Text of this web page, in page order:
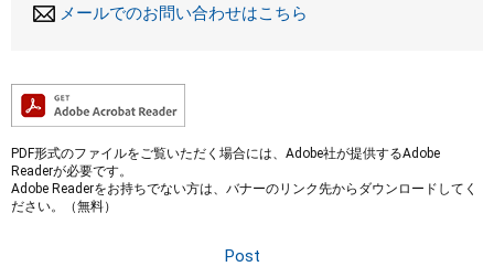
メールでのお問い合わせはこちら
PDF形式のファイルをご覧いただく場合には、Adobe社が提供するAdobe
Readerが必要です。
Adobe Readerをお持ちでない方は、バナーのリンク先からダウンロードしてく
ださい。（無料）
Post